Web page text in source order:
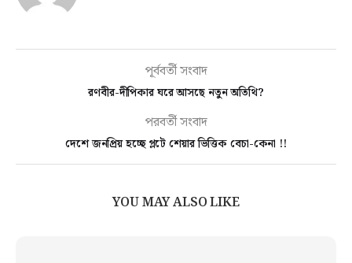
পূর্ববর্তী সংবাদ
রণবীর-দীপিকার ঘরে আসছে নতুন অতিথি?
পরবর্তী সংবাদ
দেশে জনপ্রিয় হচ্ছে প্লটে শেয়ার ভিত্তিক বেচা-কেনা !!
YOU MAY ALSO LIKE